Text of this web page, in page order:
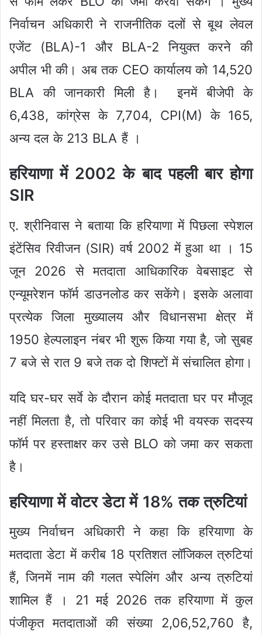
निर्वाचन अधिकारी ने राजनीतिक दलों से बूथ लेवल
एजेंट (BLA)-1 और BLA-2 नियुक्त करने की
अपील भी की। अब तक CEO कार्यालय को 14,520
BLA की जानकारी मिली है। इनमें बीजेपी के
6,438, कांग्रेस के 7,704, CPI(M) के 165,
अन्य दल के 213 BLA हैं ।
हरियाणा में 2002 के बाद पहली बार होगा
SIR
ए. श्रीनिवास ने बताया कि हरियाणा में पिछला स्पेशल
इंटेंसिव रिवीजन (SIR) वर्ष 2002 में हुआ था । 15
जून 2026 से मतदाता आधिकारिक वेबसाइट से
एन्यूमरेशन फॉर्म डाउनलोड कर सकेंगे। इसके अलावा
प्रत्येक जिला मुख्यालय और विधानसभा क्षेत्र में
1950 हेल्पलाइन नंबर भी शुरू किया गया है, जो सुबह
7 बजे से रात 9 बजे तक दो शिफ्टों में संचालित होगा।
यदि घर-घर सर्वे के दौरान कोई मतदाता घर पर मौजूद
नहीं मिलता है, तो परिवार का कोई भी वयस्क सदस्य
फॉर्म पर हस्ताक्षर कर उसे BLO को जमा कर सकता
है।
हरियाणा में वोटर डेटा में 18% तक त्रुटियां
मुख्य निर्वाचन अधिकारी ने कहा कि हरियाणा के
मतदाता डेटा में करीब 18 प्रतिशत लॉजिकल त्रुटियां
हैं, जिनमें नाम की गलत स्पेलिंग और अन्य त्रुटियां
शामिल हैं । 21 मई 2026 तक हरियाणा में कुल
पंजीकृत मतदाताओं की संख्या 2,06,52,760 है,